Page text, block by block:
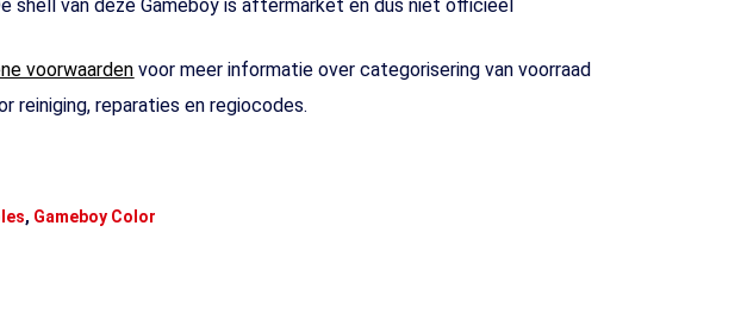
shell van deze Gameboy is aftermarket en dus niet officieel
voorwaarden voor meer informatie over categorisering van voorraad
reiniging, reparaties en regiocodes.
, Gameboy Color